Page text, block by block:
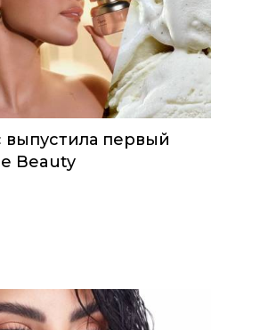
выпустила первый
Beauty